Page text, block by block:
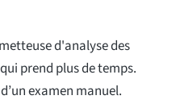
d'analyse des
prend plus de temps.
examen manuel.